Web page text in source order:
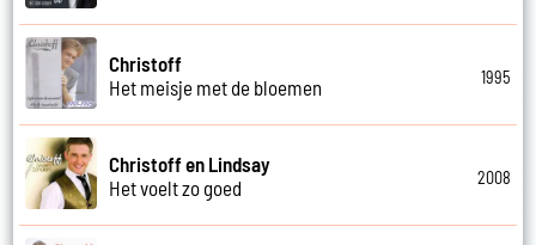
Christoff
Het meisje met de bloemen
1995
Christoff en Lindsay
Het voelt zo goed
2008